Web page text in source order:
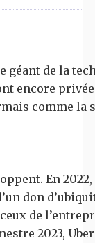
de la
encore
comme la
En
don
de
2023,